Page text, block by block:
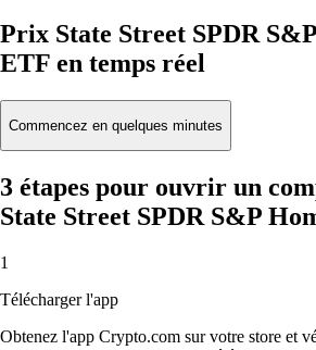
Prix State Street SPDR
ETF en temps réel
Commencez en quelques minutes
3 étapes pour ouvrir un
State Street SPDR S&P
1
Télécharger l'app
Obtenez l'app Crypto.com sur votre store et